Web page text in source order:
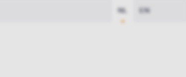
NL EN